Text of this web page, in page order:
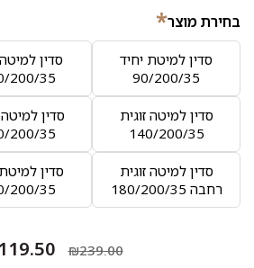
בחירת מוצר*
סדין למיטת יחיד
90/200/35
סדין
200/35
סדין למיטה זוגית
140/200/35
סדין למיטה
200/35
סדין למיטה זוגית
רחבה 180/200/35
סדין
200/35
₪239.00